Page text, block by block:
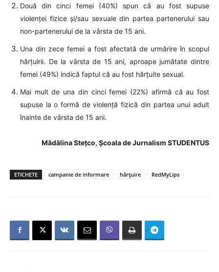
Două din cinci femei (40%) spun că au fost supuse
violenței fizice și/sau sexuale din partea partenerului sau
non-partenerului de la vârsta de 15 ani.
Una din zece femei a fost afectată de urmărire în scopul
hărțuirii. De la vârsta de 15 ani, aproape jumătate dintre
femei (49%) indică faptul că au fost hărțuite sexual.
Mai mult de una din cinci femei (22%) afirmă că au fost
supuse la o formă de violență fizică din partea unui adult
înainte de vârsta de 15 ani.
Mădălina Stețco, Școala de Jurnalism STUDENTUS
ETICHETE campanie de informare hărțuire RedMyLips